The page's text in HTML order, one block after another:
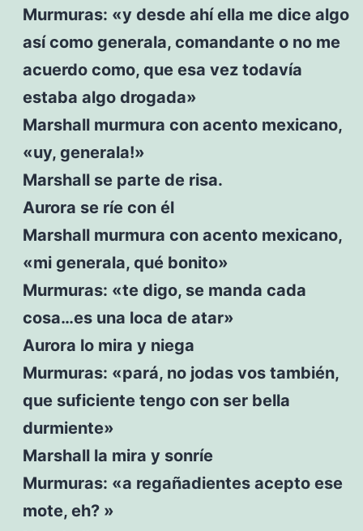
Murmuras: «y desde ahí ella me dice algo
así como generala, comandante o no me
acuerdo como, que esa vez todavía
estaba algo drogada»
Marshall murmura con acento mexicano,
«uy, generala!»
Marshall se parte de risa.
Aurora se ríe con él
Marshall murmura con acento mexicano,
«mi generala, qué bonito»
Murmuras: «te digo, se manda cada
cosa…es una loca de atar»
Aurora lo mira y niega
Murmuras: «pará, no jodas vos también,
que suficiente tengo con ser bella
durmiente»
Marshall la mira y sonríe
Murmuras: «a regañadientes acepto ese
mote, eh? »